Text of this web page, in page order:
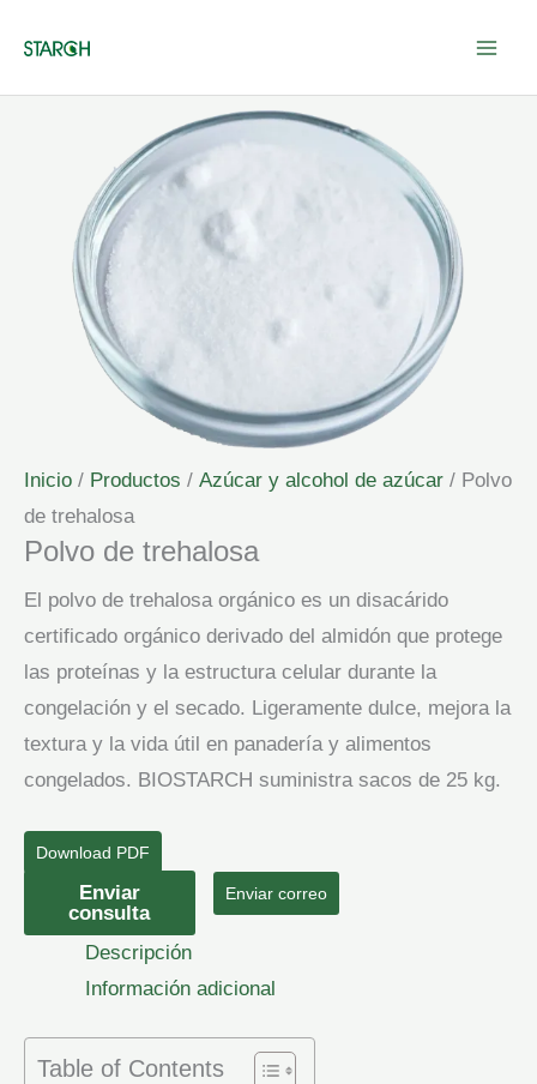
Inicio / Productos / Azúcar y alcohol de azúcar / Polvo
de trehalosa
Polvo de trehalosa
El polvo de trehalosa orgánico es un disacárido
certificado orgánico derivado del almidón que protege
las proteínas y la estructura celular durante la
congelación y el secado. Ligeramente dulce, mejora la
textura y la vida útil en panadería y alimentos
congelados. BIOSTARCH suministra sacos de 25 kg.
Download PDF
trehalosa
cantidad
Enviar
consulta
Enviar correo
Descripción
Información adicional
Table of Contents